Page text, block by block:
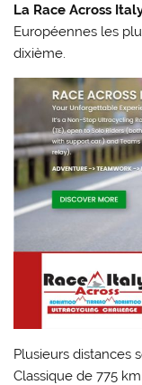
La Race Across
Européennes les
dixième.
Plusieurs distances
Classique de 775